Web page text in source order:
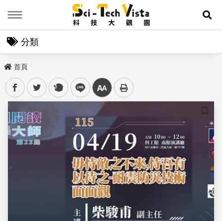
展
分類
首頁
facebooktwitter plurk line 中
儲存